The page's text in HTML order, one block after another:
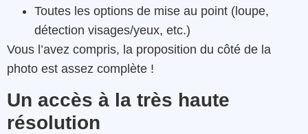
Toutes les options de mise au point (loupe,
détection visages/yeux, etc.)
Vous l’avez compris, la proposition du côté de la
photo est assez complète !
Un accès à la très haute
résolution